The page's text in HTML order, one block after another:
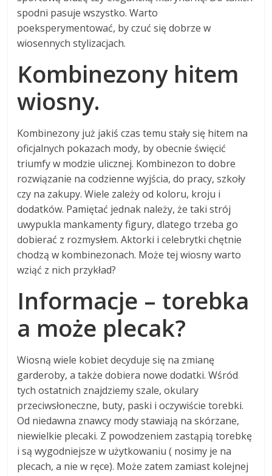
spodni pasuje wszystko. Warto
poeksperymentować, by czuć się dobrze w
wiosennych stylizacjach.
Kombinezony hitem
wiosny.
Kombinezony już jakiś czas temu stały się hitem na
oficjalnych pokazach mody, by obecnie święcić
triumfy w modzie ulicznej. Kombinezon to dobre
rozwiązanie na codzienne wyjścia, do pracy, szkoły
czy na zakupy. Wiele zależy od koloru, kroju i
dodatków. Pamiętać jednak należy, że taki strój
uwypukla mankamenty figury, dlatego trzeba go
dobierać z rozmysłem. Aktorki i celebrytki chętnie
chodzą w kombinezonach. Może tej wiosny warto
wziąć z nich przykład?
Informacje – torebka
a może plecak?
Wiosną wiele kobiet decyduje się na zmianę
garderoby, a także dobiera nowe dodatki. Wśród
tych ostatnich znajdziemy szale, okulary
przeciwsłoneczne, buty, paski i oczywiście torebki.
Od niedawna znawcy mody stawiają na skórzane,
niewielkie plecaki. Z powodzeniem zastąpią torebkę
i są wygodniejsze w użytkowaniu ( nosimy je na
plecach, a nie w ręce). Może zatem zamiast kolejnej